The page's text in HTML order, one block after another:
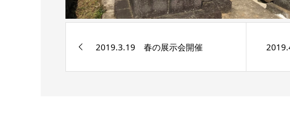
2019.3.19 春の展示会開催